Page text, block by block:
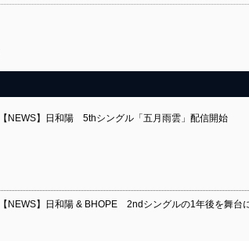
【NEWS】日和陽 5thシングル「五月雨雲」配信開始
【NEWS】日和陽 & BHOPE 2ndシングルの1年後を舞台